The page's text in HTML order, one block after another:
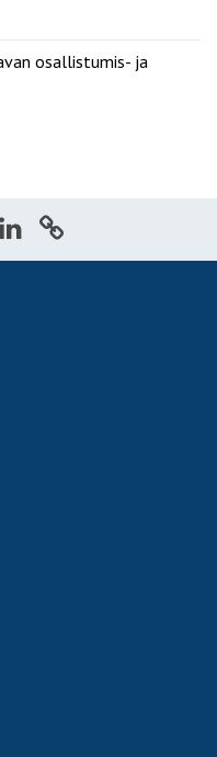
osallistumis- ja